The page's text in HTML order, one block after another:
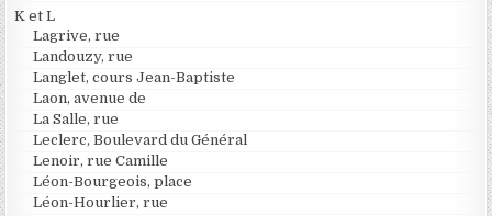
K et L
Lagrive, rue
Landouzy, rue
Langlet, cours Jean-Baptiste
Laon, avenue de
La Salle, rue
Leclerc, Boulevard du Général
Lenoir, rue Camille
Léon-Bourgeois, place
Léon-Hourlier, rue